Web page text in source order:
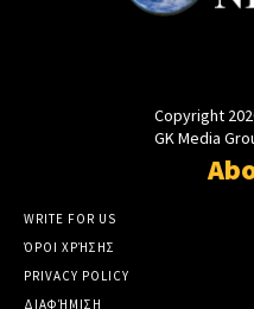
Copyright
GK Media
WRITE FOR US
ΌΡΟΙ ΧΡΉΣΗΣ
PRIVACY POLICY
ΔΙΑΦΉΜΙΣΗ